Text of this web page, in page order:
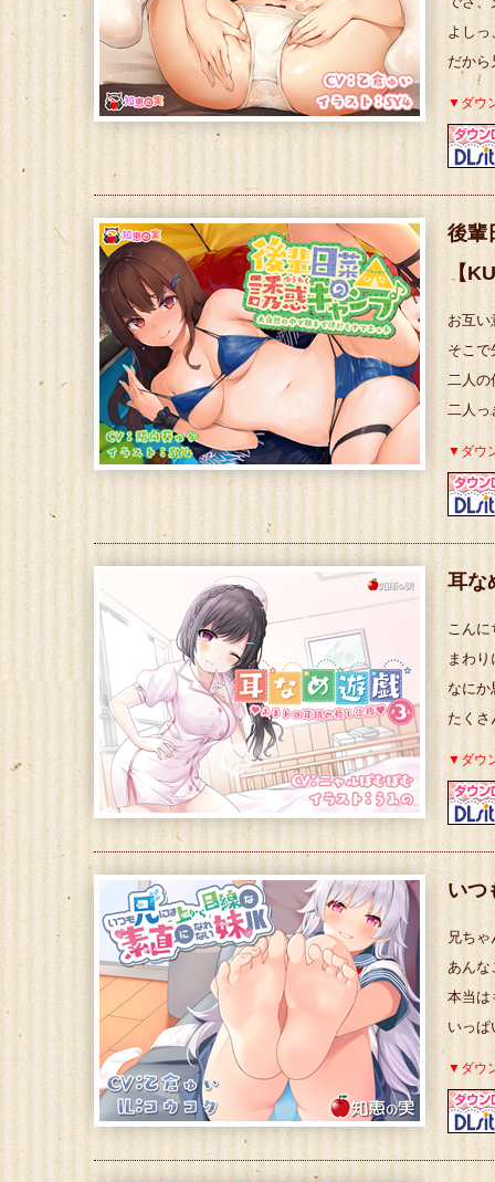
よし
だか
▼ダウ
後
【
お互
そこ
二人
二人
▼ダウ
耳
こん
まわ
なに
たく
▼ダウ
い
兄ち
あん
本当
いっ
▼ダウ